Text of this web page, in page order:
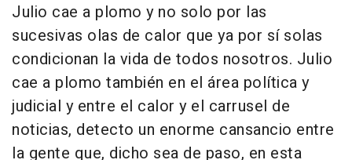
Julio cae a plomo y no solo por las
sucesivas olas de calor que ya por sí solas
condicionan la vida de todos nosotros. Julio
cae a plomo también en el área política y
judicial y entre el calor y el carrusel de
noticias, detecto un enorme cansancio entre
la gente que, dicho sea de paso, en esta